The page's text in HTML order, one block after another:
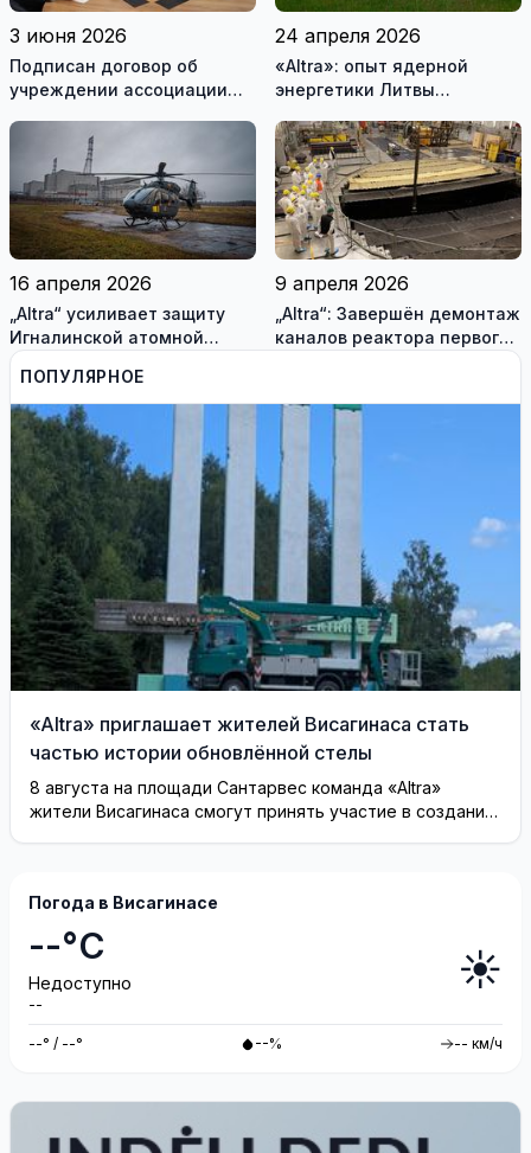
3 июня 2026
Подписан договор об
учреждении ассоциации
24 апреля 2026
«Altra»: опыт ядерной
энергетики Литвы
(фотогалерея)
16 апреля 2026
„Altra“ усиливает защиту
Игналинской атомной
электростанции и
оценивает новые риски
9 апреля 2026
„Altra“: Завершён демонтаж
каналов реактора первого
ПОПУЛЯРНОЕ
«Altra» приглашает жителей Висагинаса стать
частью истории обновлённой стелы
8 августа на площади Сантарвес команда «Altra»
жители Висагинаса смогут принять участие в создании
Погода в Висагинасе
--°C
Недоступно
--
☀️
--° / --° --% -- км/ч